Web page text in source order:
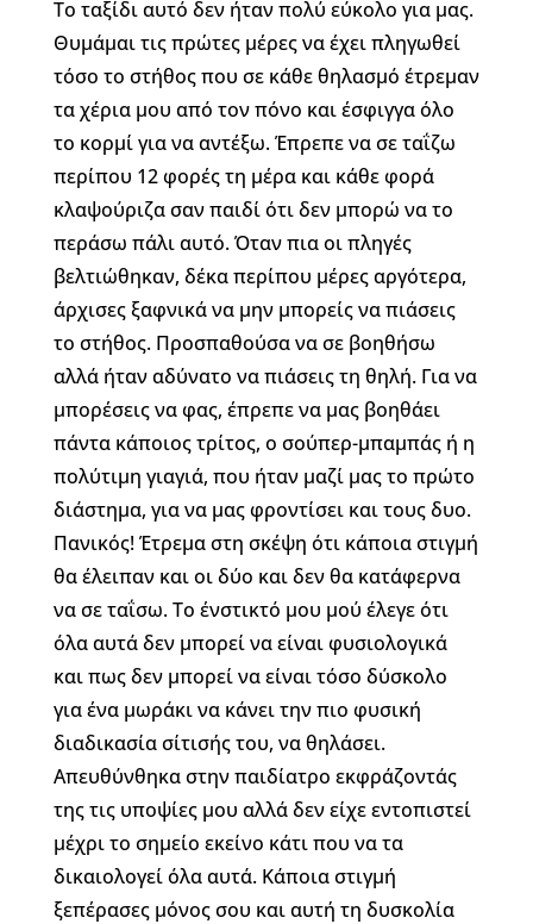
Το ταξίδι αυτό δεν ήταν πολύ εύκολο για μας.
Θυμάμαι τις πρώτες μέρες να έχει πληγωθεί
τόσο το στήθος που σε κάθε θηλασμό έτρεμαν
τα χέρια μου από τον πόνο και έσφιγγα όλο
το κορμί για να αντέξω. Έπρεπε να σε ταΐζω
περίπου 12 φορές τη μέρα και κάθε φορά
κλαψούριζα σαν παιδί ότι δεν μπορώ να το
περάσω πάλι αυτό. Όταν πια οι πληγές
βελτιώθηκαν, δέκα περίπου μέρες αργότερα,
άρχισες ξαφνικά να μην μπορείς να πιάσεις
το στήθος. Προσπαθούσα να σε βοηθήσω
αλλά ήταν αδύνατο να πιάσεις τη θηλή. Για να
μπορέσεις να φας, έπρεπε να μας βοηθάει
πάντα κάποιος τρίτος, ο σούπερ-μπαμπάς ή η
πολύτιμη γιαγιά, που ήταν μαζί μας το πρώτο
διάστημα, για να μας φροντίσει και τους δυο.
Πανικός! Έτρεμα στη σκέψη ότι κάποια στιγμή
θα έλειπαν και οι δύο και δεν θα κατάφερνα
να σε ταΐσω. Το ένστικτό μου μού έλεγε ότι
όλα αυτά δεν μπορεί να είναι φυσιολογικά
και πως δεν μπορεί να είναι τόσο δύσκολο
για ένα μωράκι να κάνει την πιο φυσική
διαδικασία σίτισής του, να θηλάσει.
Απευθύνθηκα στην παιδίατρο εκφράζοντάς
της τις υποψίες μου αλλά δεν είχε εντοπιστεί
μέχρι το σημείο εκείνο κάτι που να τα
δικαιολογεί όλα αυτά. Κάποια στιγμή
ξεπέρασες μόνος σου και αυτή τη δυσκολία